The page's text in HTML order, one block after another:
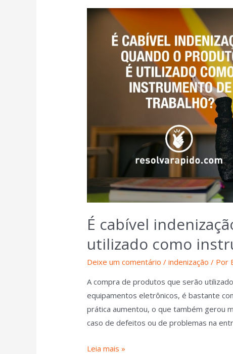
É cabível
utilizado como
Deixe um comentário /indenização / Por
A compra de produtos que serão
equipamentos eletrônicos, é bastante
prática aumentou, o que também gerou
caso de defeitos ou de problemas na
Leia mais »